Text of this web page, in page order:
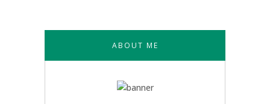
ABOUT ME